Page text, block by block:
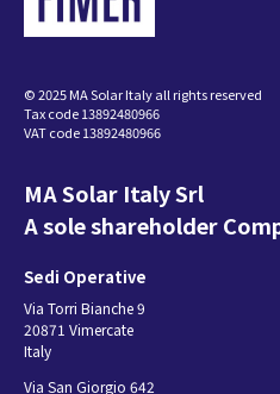
© 2025 MA Solar Italy all rights reserved
Tax code 13892480966
VAT code 13892480966
MA Solar Italy Srl
A sole shareholder
Sedi Operative
Via Torri Bianche 9
20871 Vimercate
Italy
Via San Giorgio 642